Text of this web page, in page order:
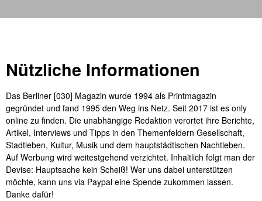
Nützliche Informationen
Das Berliner [030] Magazin wurde 1994 als Printmagazin
gegründet und fand 1995 den Weg ins Netz. Seit 2017 ist es only
online zu finden. Die unabhängige Redaktion verortet ihre Berichte,
Artikel, Interviews und Tipps in den Themenfeldern Gesellschaft,
Stadtleben, Kultur, Musik und dem hauptstädtischen Nachtleben.
Auf Werbung wird weitestgehend verzichtet. Inhaltlich folgt man der
Devise: Hauptsache kein Scheiß! Wer uns dabei unterstützen
möchte, kann uns via Paypal eine Spende zukommen lassen.
Danke dafür!